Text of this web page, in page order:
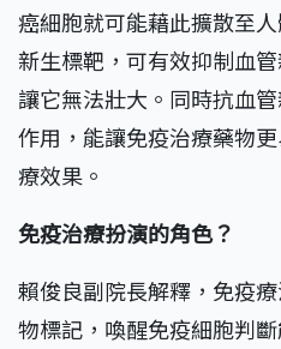
癌細胞就可能藉此擴散至
新生標靶，可有效抑制血
讓它無法壯大。同時抗血
作用，能讓免疫治療藥物
療效果。
免疫治療扮演的角色？
賴俊良副院長解釋，免疫
物標記，喚醒免疫細胞判